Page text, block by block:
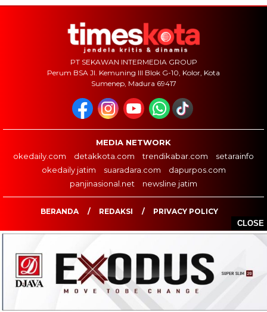
CLOSE
PT SEKAWAN INTERMEDIA GROUP
Perum BSA Jl. Kemuning III Blok G-10, Kolor, Kota
Sumenep, Madura 69417
MEDIA NETWORK
okedaily.com
detakkota.com trendikabar.com
setarainfo
okedaily jatim
suaradara.com
dapurpos.com
panjinasional.net
newsline jatim
BERANDA REDAKSI PRIVACY POLICY
COPYRIGHT ©2026 TIMESKOTA.COM - ALL RIGHTS RESERVED